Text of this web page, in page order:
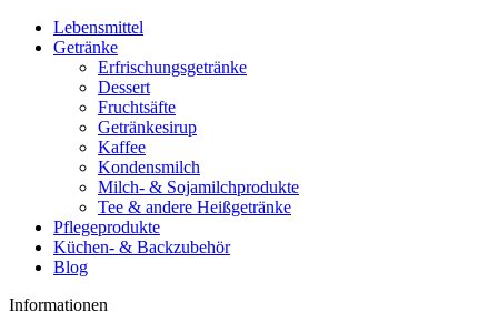
Lebensmittel
Getränke
Erfrischungsgetränke
Dessert
Fruchtsäfte
Getränkesirup
Kaffee
Kondensmilch
Milch- & Sojamilchprodukte
Tee & andere Heißgetränke
Pflegeprodukte
Küchen- & Backzubehör
Blog
Informationen